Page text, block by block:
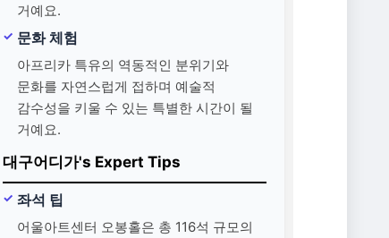
거예요.
문화 체험
아프리카 특유의 역동적인 분위기와
문화를 자연스럽게 접하며 예술적
감수성을 키울 수 있는 특별한 시간이 될
거예요.
대구어디가's Expert Tips
좌석 팁
어울아트센터 오봉홀은 총 116석 규모의